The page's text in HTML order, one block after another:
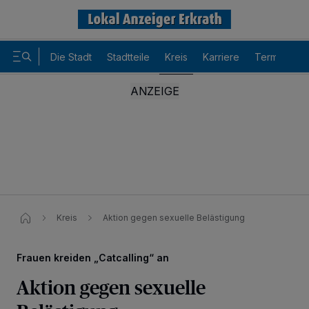
Die Stadt Stadtteile Kreis Karriere Termine
Kreis Aktion gegen sexuelle Belästigung
Frauen kreiden „Catcalling“ an
Aktion gegen sexuelle